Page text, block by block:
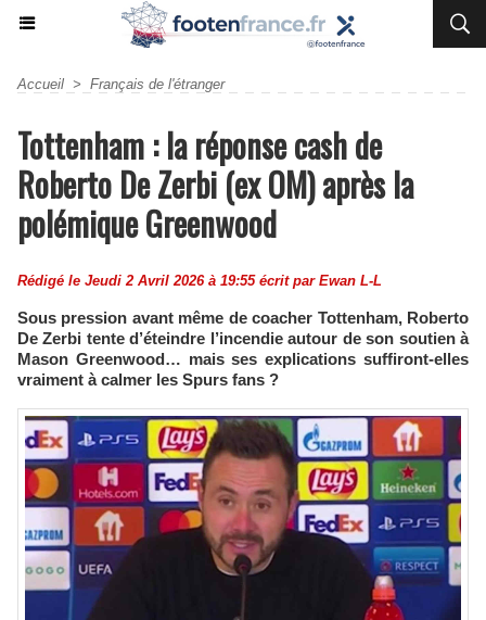
Accueil > Français de l'étranger
Tottenham : la réponse cash de
Roberto De Zerbi (ex OM) après la
polémique Greenwood
Rédigé le Jeudi 2 Avril 2026 à 19:55 écrit par Ewan L-L
Sous pression avant même de coacher Tottenham, Roberto
De Zerbi tente d’éteindre l’incendie autour de son soutien à
Mason Greenwood… mais ses explications suffiront-elles
vraiment à calmer les Spurs fans ?